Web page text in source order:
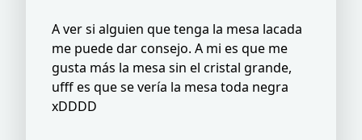
A ver si alguien que tenga la mesa lacada
me puede dar consejo. A mi es que me
gusta más la mesa sin el cristal grande,
ufff es que se vería la mesa toda negra
xDDDD